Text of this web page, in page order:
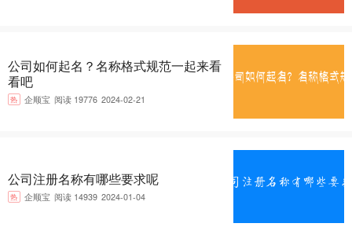
公司如何起名？名称格式规范一起来看
看吧
热 企顺宝 阅读 19776 2024-02-21
公司注册名称有哪些要求呢
热 企顺宝 阅读 14939 2024-01-04